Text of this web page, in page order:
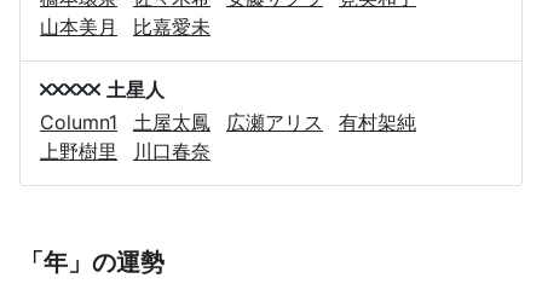
山本美月
比嘉愛未
土星人
Column1
土屋太鳳 広瀬アリス
有村架純
上野樹里
川口春奈
「年」の運勢